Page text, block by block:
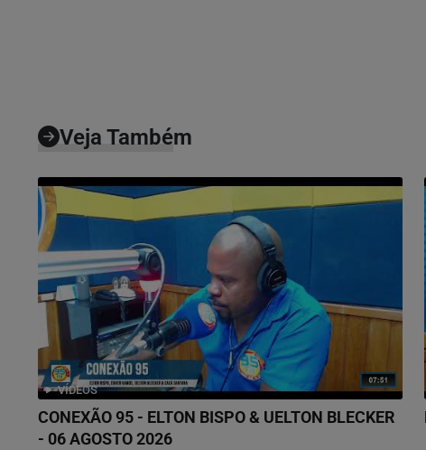
Veja Também
VÍDEOS
CONEXÃO 95 - ELTON BISPO & UELTON BLECKER
- 06 AGOSTO 2026